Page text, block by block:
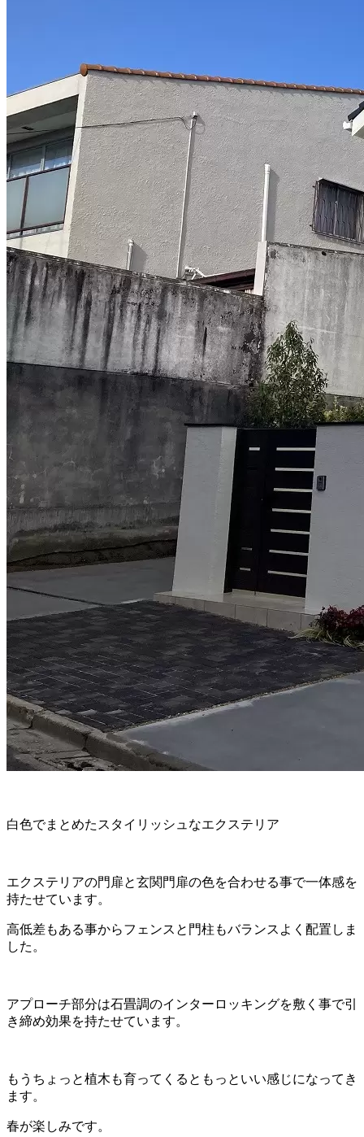
白色でまとめたスタイリッシュなエクステリア
エクステリアの門扉と玄関門扉の色を合わせる事で一体感を
持たせています。
高低差もある事からフェンスと門柱もバランスよく配置しま
した。
アプローチ部分は石畳調のインターロッキングを敷く事で引
き締め効果を持たせています。
もうちょっと植木も育ってくるともっといい感じになってき
ます。
春が楽しみです。